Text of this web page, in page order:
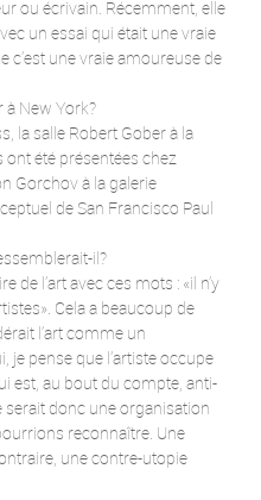
ou écrivain. Récemment, elle
un essai qui était une vraie
une vraie amoureuse de
New York?
la salle Robert Gober à la
été présentées chez
Gorchov à la galerie
de San Francisco Paul
il?
de l’art avec ces mots : «il n’y
Cela a beaucoup de
l’art comme un
pense que l’artiste occupe
est, au bout du compte, anti-
donc une organisation
reconnaître. Une
une contre-utopie